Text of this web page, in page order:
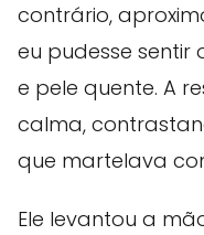
contrário,
eu pudesse sentir
e pele quente. A
calma,
que martelava
Ele levantou a